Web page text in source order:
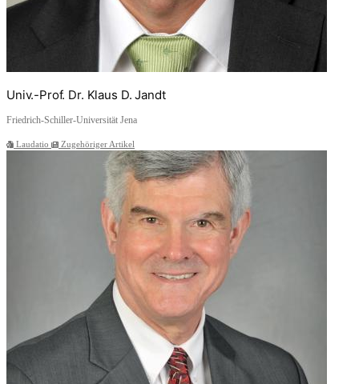
Univ.-Prof. Dr. Klaus D. Jandt
Friedrich-Schiller-Universität Jena
Laudatio Zugehöriger Artikel